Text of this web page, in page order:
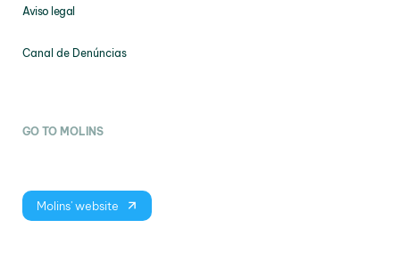
Aviso legal
Canal de Denúncias
GO TO MOLINS
Molins' website